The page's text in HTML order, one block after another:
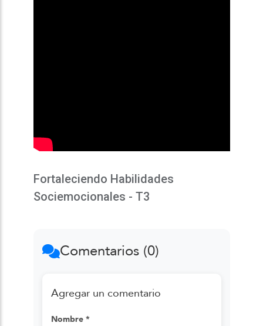
Fortaleciendo Habilidades
Sociemocionales - T3
Comentarios (0)
Agregar un comentario
Nombre *